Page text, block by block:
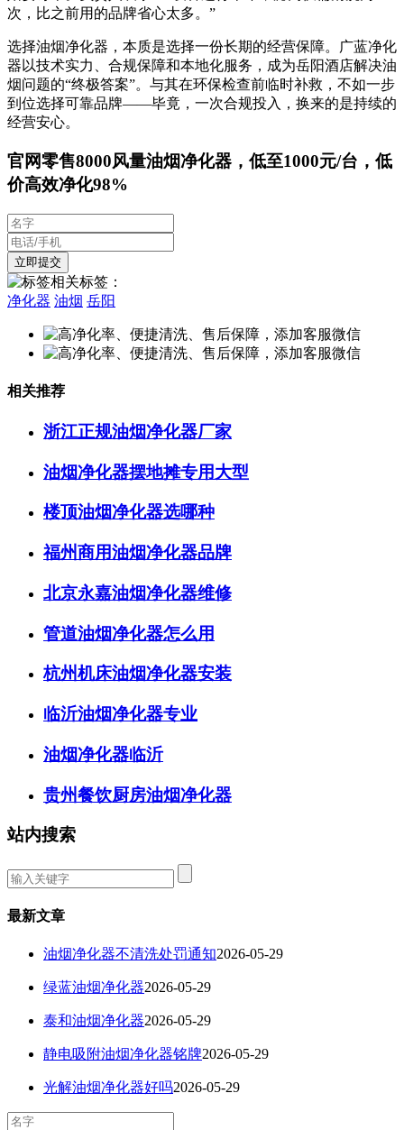
次，比之前用的品牌省心太多。”
选择油烟净化器，本质是选择一份长期的经营保障。广蓝净化
器以技术实力、合规保障和本地化服务，成为岳阳酒店解决油
烟问题的“终极答案”。与其在环保检查前临时补救，不如一步
到位选择可靠品牌——毕竟，一次合规投入，换来的是持续的
经营安心。
官网零售8000风量油烟净化器，低至1000元/台，低
价高效净化98%
相关标签：
净化器 油烟 岳阳
相关推荐
浙江正规油烟净化器厂家
油烟净化器摆地摊专用大型
楼顶油烟净化器选哪种
福州商用油烟净化器品牌
北京永嘉油烟净化器维修
管道油烟净化器怎么用
杭州机床油烟净化器安装
临沂油烟净化器专业
油烟净化器临沂
贵州餐饮厨房油烟净化器
站内搜索
最新文章
油烟净化器不清洗处罚通知2026-05-29
绿蓝油烟净化器2026-05-29
泰和油烟净化器2026-05-29
静电吸附油烟净化器铭牌2026-05-29
光解油烟净化器好吗2026-05-29